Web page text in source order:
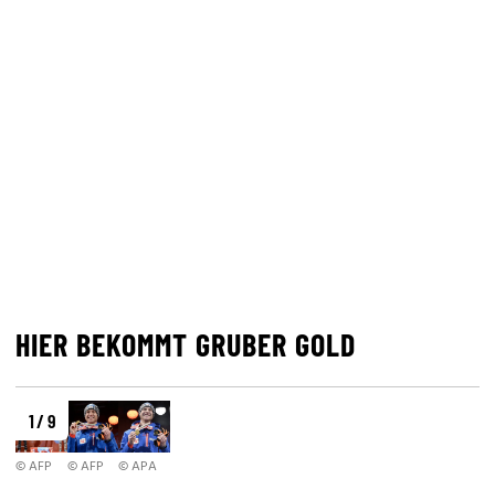
HIER BEKOMMT GRUBER GOLD
1 / 9
© AFP © AFP © APA